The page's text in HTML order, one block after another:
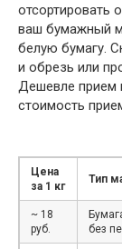
отсортировать
ваш бумажный
белую бумагу.
и обрезь или
Дешевле прием
стоимость
Цена
за 1 кг
Тип
~ 18
руб.
без